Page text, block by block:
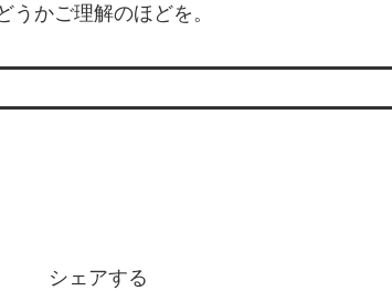
うかご理解のほどを。
シェアする